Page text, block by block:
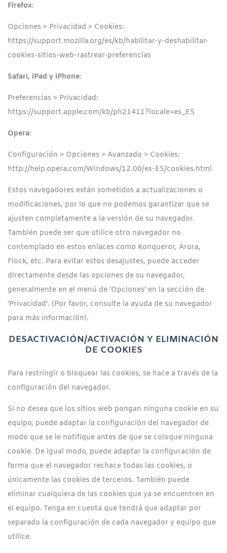
Firefox:
Opciones > Privacidad > Cookies:
https://support.mozilla.org/es/kb/habilitar-y-deshabilitar-
cookies-sitios-web-rastrear-preferencias
Safari, iPad y iPhone:
Preferencias > Privacidad:
https://support.apple.com/kb/ph21411?locale=es_ES
Opera:
Configuración > Opciones > Avanzado > Cookies:
http://help.opera.com/Windows/12.00/es-ES/cookies.html
Estos navegadores están sometidos a actualizaciones o
modificaciones, por lo que no podemos garantizar que se
ajusten completamente a la versión de su navegador.
También puede ser que utilice otro navegador no
contemplado en estos enlaces como Konqueror, Arora,
Flock, etc. Para evitar estos desajustes, puede acceder
directamente desde las opciones de su navegador,
generalmente en el menú de 'Opciones' en la sección de
'Privacidad'. (Por favor, consulte la ayuda de su navegador
para más información).
DESACTIVACIÓN/ACTIVACIÓN Y ELIMINACIÓN
DE COOKIES
Para restringir o bloquear las cookies, se hace a través de la
configuración del navegador.
Si no desea que los sitios web pongan ninguna cookie en su
equipo, puede adaptar la configuración del navegador de
modo que se le notifique antes de que se coloque ninguna
cookie. De igual modo, puede adaptar la configuración de
forma que el navegador rechace todas las cookies, o
únicamente las cookies de terceros. También puede
eliminar cualquiera de las cookies que ya se encuentren en
el equipo. Tenga en cuenta que tendrá que adaptar por
separado la configuración de cada navegador y equipo que
utilice.